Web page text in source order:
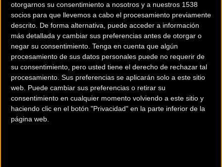
otorgarnos su consentimiento a nosotros y a nuestros 1538
socios para que llevemos a cabo el procesamiento previamente
descrito. De forma alternativa, puede acceder a información
más detallada y cambiar sus preferencias antes de otorgar o
negar su consentimiento. Tenga en cuenta que algún
procesamiento de sus datos personales puede no requerir de
su consentimiento, pero usted tiene el derecho de rechazar tal
procesamiento. Sus preferencias se aplicarán solo a este sitio
web. Puede cambiar sus preferencias o retirar su
consentimiento en cualquier momento volviendo a este sitio y
haciendo clic en el botón "Privacidad" en la parte inferior de la
página web.
Terms of use © 1987–2026 HERE
¿Eres el propietario de esta tienda? Descubre cómo hacerte tienda
Premium para llegar a más clientes.
Comercios Bz Premium
MC SKI BIKE